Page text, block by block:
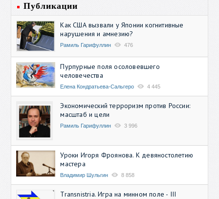
Публикации
Как США вызвали у Японии когнитивные
нарушения и амнезию?
Рамиль Гарифуллин 476
Пурпурные поля осоловевшего
человечества
Елена Кондратьева-Сальгеро 4 445
Экономический терроризм против России:
масштаб и цели
Рамиль Гарифуллин 3 996
Уроки Игоря Фроянова. К девяностолетию
мастера
Владимир Шульгин 8 858
Transnistria. Игра на минном поле - III